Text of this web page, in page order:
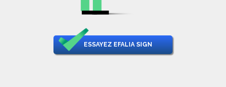
ESSAYEZ EFALIA SIGN